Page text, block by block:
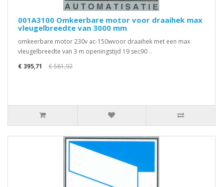
001A3100 Omkeerbare motor voor draaihek max
vleugelbreedte van 3000 mm
omkeerbare motor 230v ac-150wvoor draaihek met een max
vleugelbreedte van 3 m openingstijd 19 sec90 ..
€ 395,71
€ 581,92